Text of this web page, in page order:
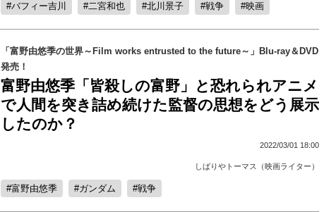
バフィー吉川 二宮和也 北川景子 戦争 映画
「富野由悠季の世界～Film works entrusted to the future～」Blu-ray＆DVD
発売！
富野由悠季「皆殺しの富野」と恐れられアニメ
で人間を突き詰め続けた監督の思想をどう展示
したのか？
2022/03/01 18:00
しばりやトーマス（映画ライター）
富野由悠季 ガンダム 戦争